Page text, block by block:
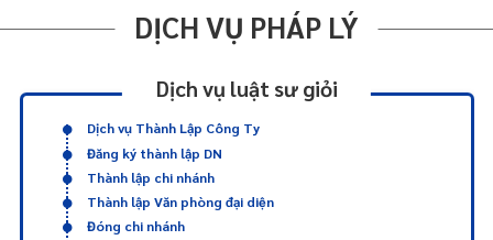
DỊCH VỤ PHÁP LÝ
Dịch vụ luật sư giỏi
Dịch vụ Thành Lập Công Ty
Đăng ký thành lập DN
Thành lập chi nhánh
Thành lập Văn phòng đại diện
Đóng chi nhánh